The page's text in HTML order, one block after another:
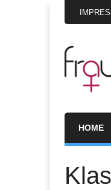
HOME